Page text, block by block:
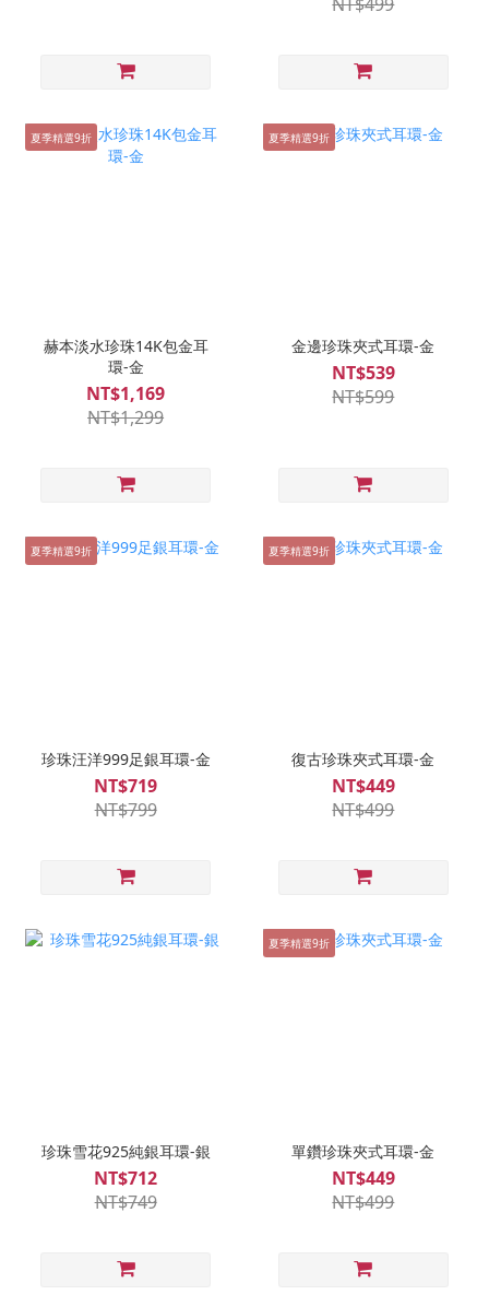
夏季精選9折
赫本淡水珍珠14K包金耳
環-金
NT$1,169
NT$1,299
夏季精選9折
金邊珍珠夾式耳環-金
NT$539
NT$599
夏季精選9折
珍珠汪洋999足銀耳環-金
NT$719
NT$799
夏季精選9折
復古珍珠夾式耳環-金
NT$449
NT$499
珍珠雪花925純銀耳環-銀
NT$712
NT$749
夏季精選9折
單鑽珍珠夾式耳環-金
NT$449
NT$499